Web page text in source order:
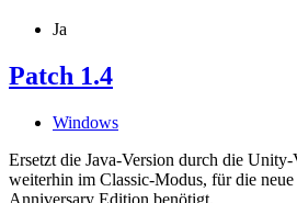
Ja
Patch 1.4
Windows
Ersetzt die Java-Version durch die
weiterhin im Classic-Modus, für die